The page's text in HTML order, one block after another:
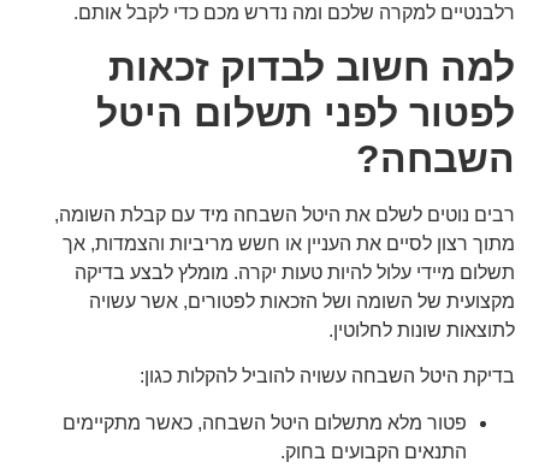
רלבנטיים למקרה שלכם ומה נדרש מכם כדי לקבל אותם.
למה חשוב לבדוק זכאות
לפטור לפני תשלום היטל
השבחה?
רבים נוטים לשלם את היטל השבחה מיד עם קבלת השומה,
מתוך רצון לסיים את העניין או חשש מריביות והצמדות, אך
תשלום מיידי עלול להיות טעות יקרה. מומלץ לבצע בדיקה
מקצועית של השומה ושל הזכאות לפטורים, אשר עשויה
לתוצאות שונות לחלוטין.
בדיקת היטל השבחה עשויה להוביל להקלות כגון:
פטור מלא מתשלום היטל השבחה, כאשר מתקיימים
התנאים הקבועים בחוק.